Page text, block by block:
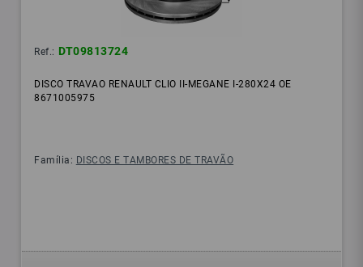
Ref.: DT09813724
DISCO TRAVAO RENAULT CLIO II-MEGANE I-280X24 OE
8671005975
Família: DISCOS E TAMBORES DE TRAVÃO